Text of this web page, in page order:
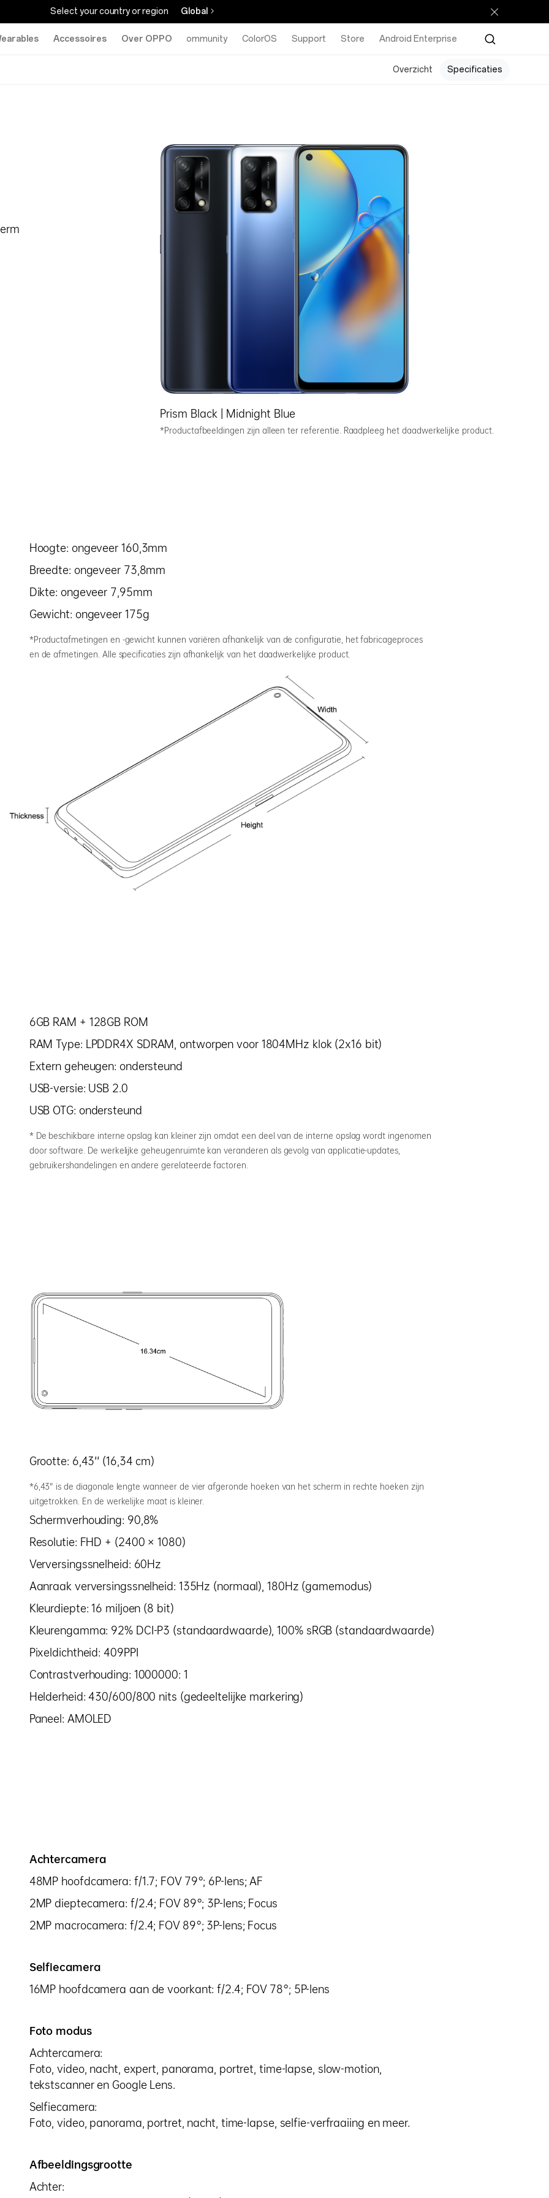
Select your country or region Global
Accessoires Over OPPO Community ColorOS Support Store Android Enterprise
Overzicht Specificaties
Prism Black | Midnight Blue
*Productafbeeldingen zijn alleen ter referentie. Raadpleeg het daadwerkelijke product.
Hoogte: ongeveer 160,3mm
Breedte: ongeveer 73,8mm
Dikte: ongeveer 7,95mm
Gewicht: ongeveer 175g
*Productafmetingen en -gewicht kunnen variëren afhankelijk van de configuratie, het fabricageproces
en de afmetingen. Alle specificaties zijn afhankelijk van het daadwerkelijke product.
6GB RAM + 128GB ROM
RAM Type: LPDDR4X SDRAM, ontworpen voor 1804MHz klok (2x16 bit)
Extern geheugen: ondersteund
USB-versie: USB 2.0
USB OTG: ondersteund
* De beschikbare interne opslag kan kleiner zijn omdat een deel van de interne opslag wordt ingenomen
door software. De werkelijke geheugenruimte kan veranderen als gevolg van applicatie-updates,
gebruikershandelingen en andere gerelateerde factoren.
Grootte: 6,43'' (16,34 cm)
*6,43" is de diagonale lengte wanneer de vier afgeronde hoeken van het scherm in rechte hoeken zijn
uitgetrokken. En de werkelijke maat is kleiner.
Schermverhouding: 90,8%
Resolutie: FHD + (2400 × 1080)
Verversingssnelheid: 60Hz
Aanraak verversingssnelheid: 135Hz (normaal), 180Hz (gamemodus)
Kleurdiepte: 16 miljoen (8 bit)
Kleurengamma: 92% DCI-P3 (standaardwaarde), 100% sRGB (standaardwaarde)
Pixeldichtheid: 409PPI
Contrastverhouding: 1000000: 1
Helderheid: 430/600/800 nits (gedeeltelijke markering)
Paneel: AMOLED
Achtercamera
48MP hoofdcamera: f/1.7; FOV 79°; 6P-lens; AF
2MP dieptecamera: f/2.4; FOV 89°; 3P-lens; Focus
2MP macrocamera: f/2.4; FOV 89°; 3P-lens; Focus
Selfiecamera
16MP hoofdcamera aan de voorkant: f/2.4; FOV 78°; 5P-lens
Foto modus
Achtercamera:
Foto, video, nacht, expert, panorama, portret, time-lapse, slow-motion,
tekstscanner en Google Lens.
Selfiecamera:
Foto, video, panorama, portret, nacht, time-lapse, selfie-verfraaiing en meer.
Afbeeldingsgrootte
Achter: